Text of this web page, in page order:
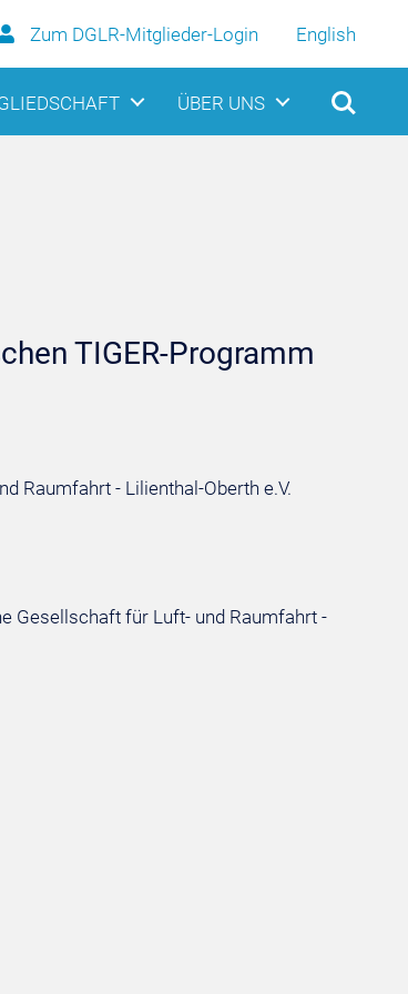
Zum DGLR-Mitglieder-Login English
ÜBER UNS
TIGER-Programm
Raumfahrt - Lilienthal-Oberth e.V.
Gesellschaft für Luft- und Raumfahrt -